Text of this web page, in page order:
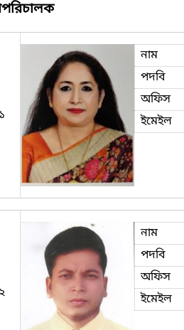
১
নাম
পদবি
অফিস
ইমেইল
২
নাম
পদবি
অফিস
ইমেইল